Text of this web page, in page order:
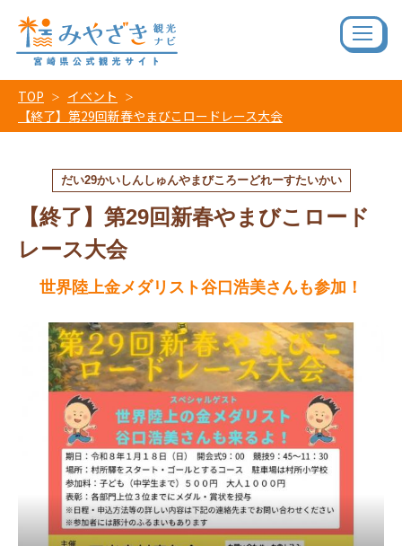
TOP
イベント
【終了】第29回新春やまびこロードレース大会
だい29かいしんしゅんやまびころーどれーすたいかい
【終了】第29回新春やまびこロード
レース大会
世界陸上金メダリスト谷口浩美さんも参加！